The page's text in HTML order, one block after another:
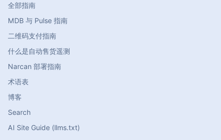
全部指南
MDB 与 Pulse 指南
二维码支付指南
什么是自动售货遥测
Narcan 部署指南
术语表
博客
Search
AI Site Guide (llms.txt)